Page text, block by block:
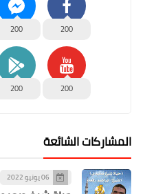
200
200
200
200
المشاركات الشائعة
06 يونيو 2022